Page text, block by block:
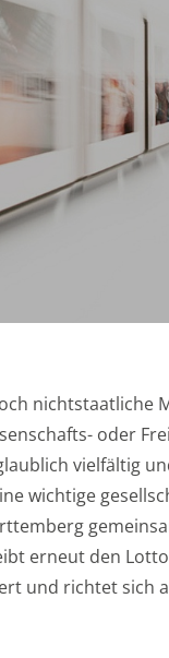
nichtstaatliche
oder
vielfältig
wichtige
erneut den
und richtet sich